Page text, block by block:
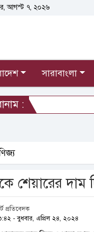
আগস্ট ৭, ২০২৬
সারাবাংলা
:
শেয়ারের দাম
প্রতিবেদক
- বুধবার, এপ্রিল ২৪, ২০২৪